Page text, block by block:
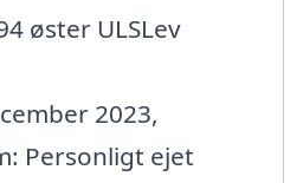
øster ULSLev
2023,
Personligt ejet